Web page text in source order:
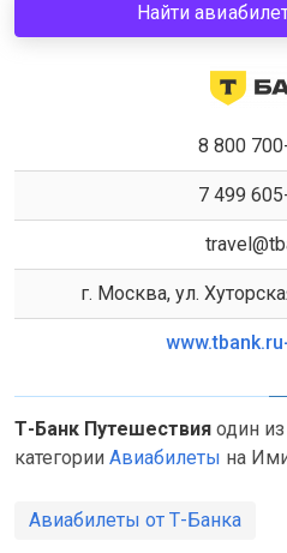
Найти
8 800
7 499
г. Москва, ул.
Т-Банк Путешествия один
категории Авиабилеты на
Авиабилеты от Т-Банка